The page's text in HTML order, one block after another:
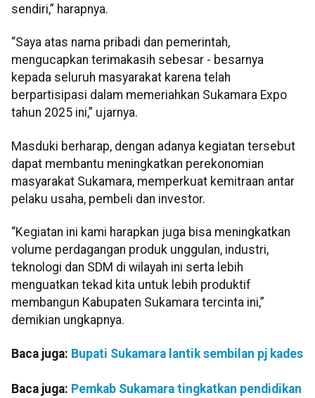
sendiri,” harapnya.
“Saya atas nama pribadi dan pemerintah,
mengucapkan terimakasih sebesar - besarnya
kepada seluruh masyarakat karena telah
berpartisipasi dalam memeriahkan Sukamara Expo
tahun 2025 ini,” ujarnya.
Masduki berharap, dengan adanya kegiatan tersebut
dapat membantu meningkatkan perekonomian
masyarakat Sukamara, memperkuat kemitraan antar
pelaku usaha, pembeli dan investor.
“Kegiatan ini kami harapkan juga bisa meningkatkan
volume perdagangan produk unggulan, industri,
teknologi dan SDM di wilayah ini serta lebih
menguatkan tekad kita untuk lebih produktif
membangun Kabupaten Sukamara tercinta ini,”
demikian ungkapnya.
Baca juga: Bupati Sukamara lantik sembilan pj kades
Baca juga: Pemkab Sukamara tingkatkan pendidikan